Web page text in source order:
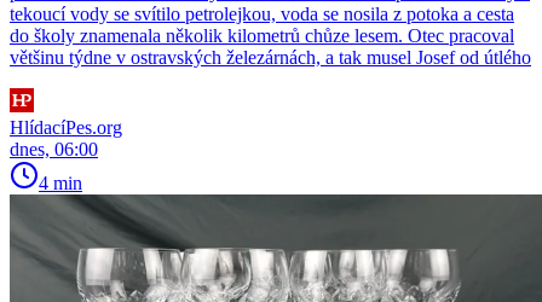
tekoucí vody se svítilo petrolejkou, voda se nosila z potoka a cesta
do školy znamenala několik kilometrů chůze lesem. Otec pracoval
většinu týdne v ostravských železárnách, a tak musel Josef od útlého
HlídacíPes.org
dnes, 06:00
4 min